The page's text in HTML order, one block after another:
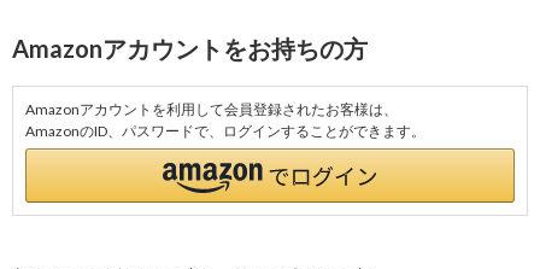
Amazonアカウントをお持ちの方
Amazonアカウントを利用して会員登録されたお客様は、
AmazonのID、パスワードで、ログインすることができます。